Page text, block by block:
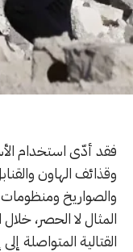
فقد أدّى استخدام
وقذائف الهاون
والصواريخ
المثال لا الحصر،
القتالية المتواصلة